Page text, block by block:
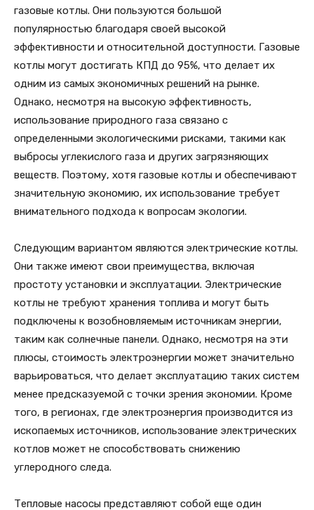
газовые котлы. Они пользуются большой
популярностью благодаря своей высокой
эффективности и относительной доступности. Газовые
котлы могут достигать КПД до 95%, что делает их
одним из самых экономичных решений на рынке.
Однако, несмотря на высокую эффективность,
использование природного газа связано с
определенными экологическими рисками, такими как
выбросы углекислого газа и других загрязняющих
веществ. Поэтому, хотя газовые котлы и обеспечивают
значительную экономию, их использование требует
внимательного подхода к вопросам экологии.
Следующим вариантом являются электрические котлы.
Они также имеют свои преимущества, включая
простоту установки и эксплуатации. Электрические
котлы не требуют хранения топлива и могут быть
подключены к возобновляемым источникам энергии,
таким как солнечные панели. Однако, несмотря на эти
плюсы, стоимость электроэнергии может значительно
варьироваться, что делает эксплуатацию таких систем
менее предсказуемой с точки зрения экономии. Кроме
того, в регионах, где электроэнергия производится из
ископаемых источников, использование электрических
котлов может не способствовать снижению
углеродного следа.
Тепловые насосы представляют собой еще один